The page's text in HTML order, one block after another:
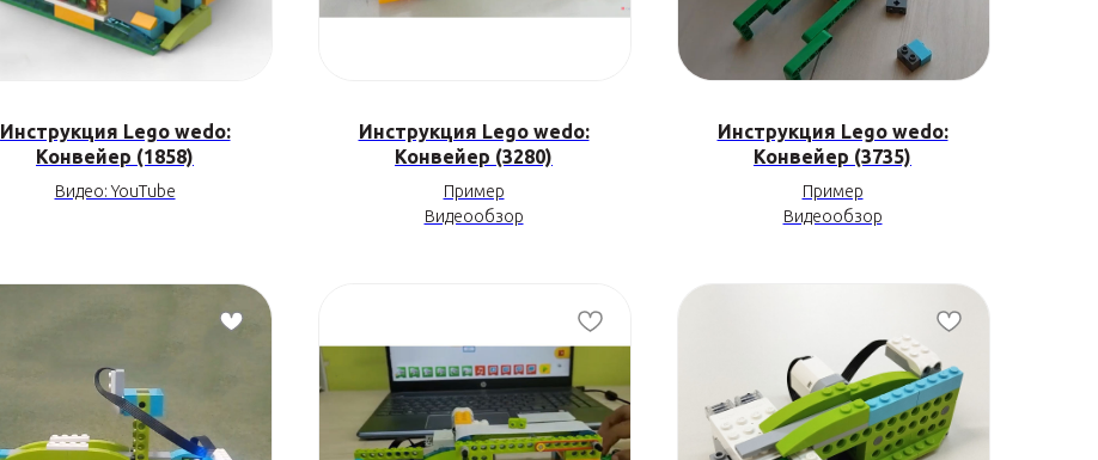
Инструкция Lego wedo:
Конвейер (1858)
Видео: YouTube
Инструкция Lego wedo:
Конвейер (3280)
Пример
Видеообзор
Инструкция Lego wedo:
Конвейер (3735)
Пример
Видеообзор